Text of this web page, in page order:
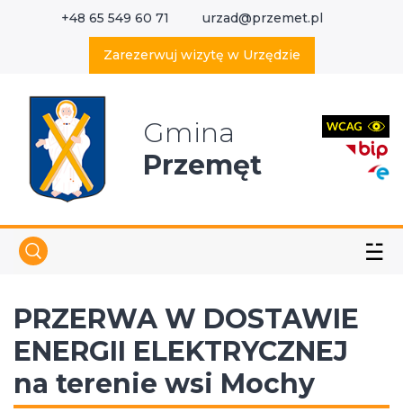
+48 65 549 60 71 urzad@przemet.pl
Zarezerwuj wizytę w Urzędzie
Gmina
Przemęt
☱
PRZERWA W DOSTAWIE
ENERGII ELEKTRYCZNEJ
na terenie wsi Mochy
Wyszukaj w serwisie